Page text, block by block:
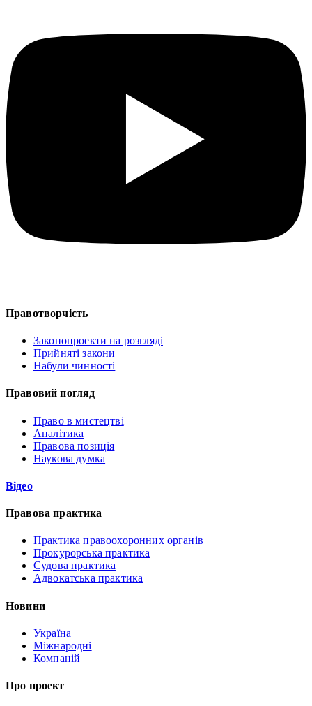
Правотворчість
Законопроекти на розгляді
Прийняті закони
Набули чинності
Правовий погляд
Право в мистецтві
Аналітика
Правова позиція
Наукова думка
Відео
Правова практика
Практика правоохоронних органів
Прокурорська практика
Судова практика
Адвокатська практика
Новини
Україна
Міжнародні
Компаній
Про проект